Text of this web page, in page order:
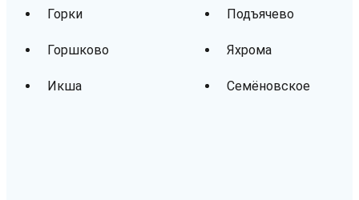
Горки
Горшково
Икша
Подъячево
Яхрома
Семёновское